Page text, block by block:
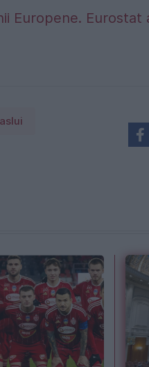
Europene.